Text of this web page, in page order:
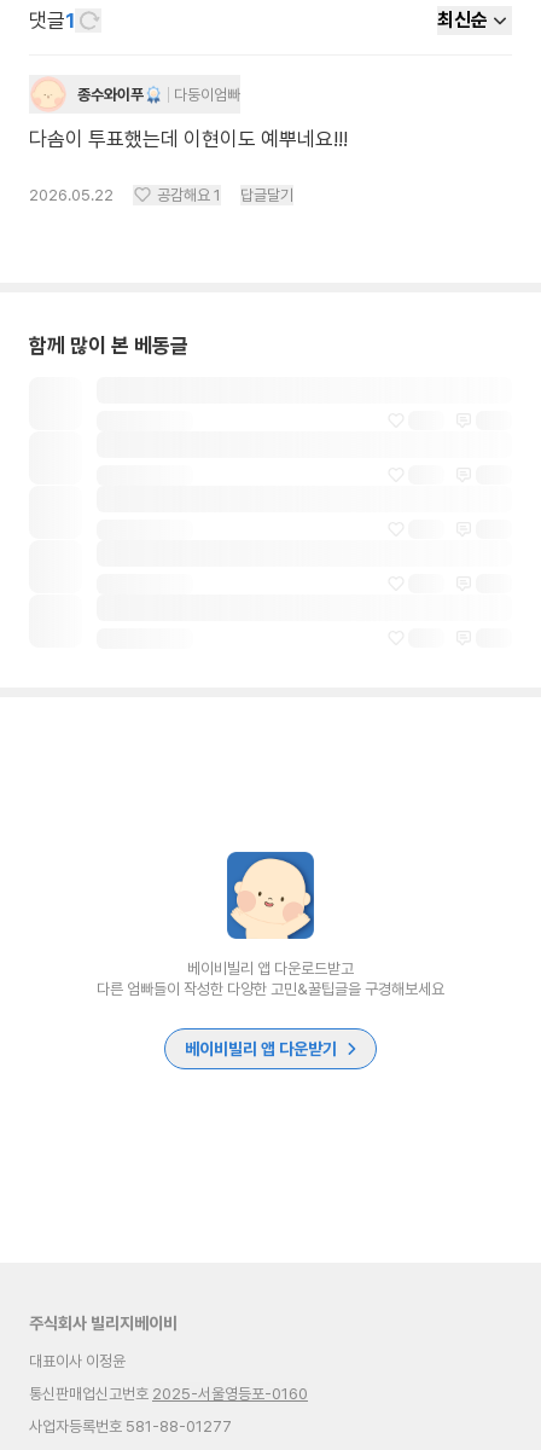
댓글1 최신순
종수와이푸 다둥이엄빠
다솜이 투표했는데 이현이도 예뿌네요!!!
2026.05.22 공감해요 1 답글달기
함께 많이 본 베동글
베이비빌리 앱 다운로드받고
다른 엄빠들이 작성한 다양한 고민&꿀팁글을 구경해보세요
베이비빌리 앱 다운받기
주식회사 빌리지베이비
대표이사 이정윤
통신판매업신고번호 2025-서울영등포-0160
사업자등록번호 581-88-01277